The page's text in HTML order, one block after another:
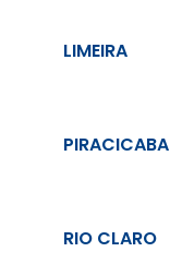
LIMEIRA
PIRACICABA
RIO CLARO